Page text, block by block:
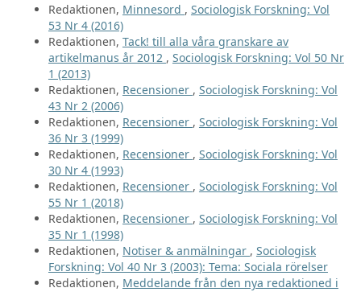
Redaktionen, Minnesord , Sociologisk Forskning: Vol
53 Nr 4 (2016)
Redaktionen, Tack! till alla våra granskare av
artikelmanus år 2012 , Sociologisk Forskning: Vol 50 Nr
1 (2013)
Redaktionen, Recensioner , Sociologisk Forskning: Vol
43 Nr 2 (2006)
Redaktionen, Recensioner , Sociologisk Forskning: Vol
36 Nr 3 (1999)
Redaktionen, Recensioner , Sociologisk Forskning: Vol
30 Nr 4 (1993)
Redaktionen, Recensioner , Sociologisk Forskning: Vol
55 Nr 1 (2018)
Redaktionen, Recensioner , Sociologisk Forskning: Vol
35 Nr 1 (1998)
Redaktionen, Notiser & anmälningar , Sociologisk
Forskning: Vol 40 Nr 3 (2003): Tema: Sociala rörelser
Redaktionen, Meddelande från den nya redaktioned i